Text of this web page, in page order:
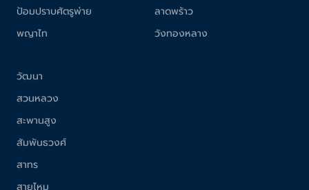
ป้อมปราบศัตรูพ่าย
พญาไท
ลาดพร้าว
วังทองหลาง
วัฒนา
สวนหลวง
สะพานสูง
สัมพันธวงศ์
สาทร
สายไหม